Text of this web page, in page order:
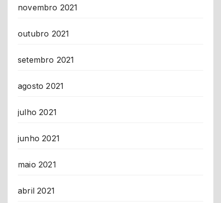
novembro 2021
outubro 2021
setembro 2021
agosto 2021
julho 2021
junho 2021
maio 2021
abril 2021